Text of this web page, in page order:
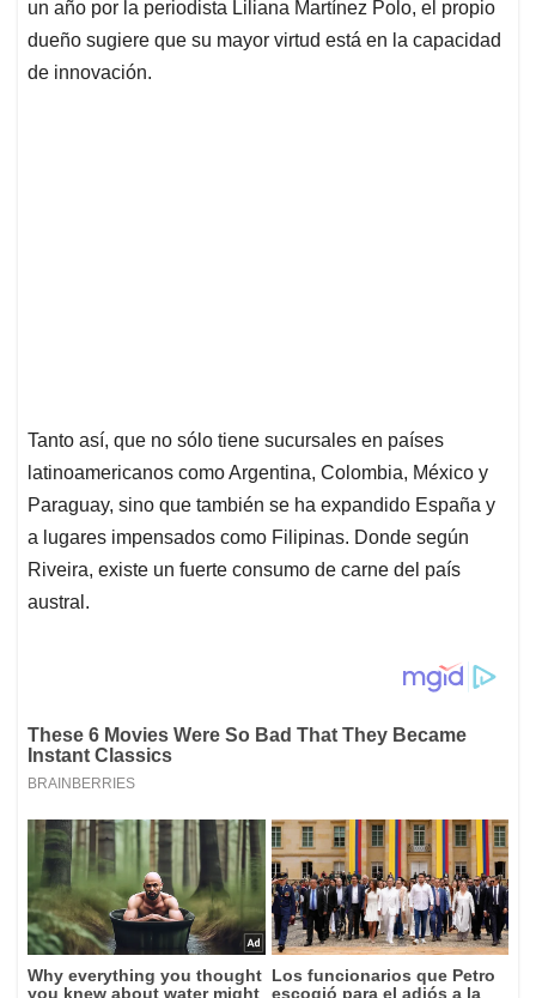
un año por la periodista Liliana Martínez Polo, el propio
dueño sugiere que su mayor virtud está en la capacidad
de innovación.
Tanto así, que no sólo tiene sucursales en países
latinoamericanos como Argentina, Colombia, México y
Paraguay, sino que también se ha expandido España y
a lugares impensados como Filipinas. Donde según
Riveira, existe un fuerte consumo de carne del país
austral.